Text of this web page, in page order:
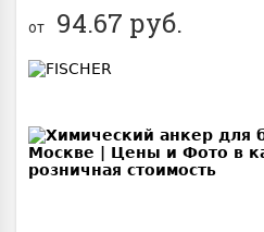
от 94.67 руб.